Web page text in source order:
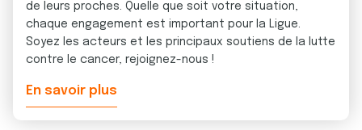
de leurs proches. Quelle que soit votre situation,
chaque engagement est important pour la Ligue.
Soyez les acteurs et les principaux soutiens de la lutte
contre le cancer, rejoignez-nous !
En savoir plus